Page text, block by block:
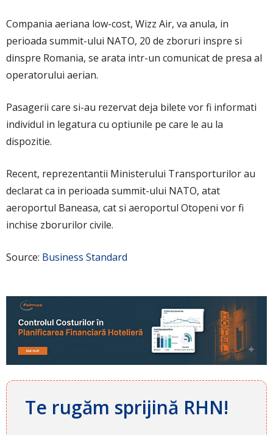
Compania aeriana low-cost, Wizz Air, va anula, in
perioada summit-ului NATO, 20 de zboruri inspre si
dinspre Romania, se arata intr-un comunicat de presa al
operatorului aerian.
Pasagerii care si-au rezervat deja bilete vor fi informati
individul in legatura cu optiunile pe care le au la
dispozitie.
Recent, reprezentantii Ministerului Transporturilor au
declarat ca in perioada summit-ului NATO, atat
aeroportul Baneasa, cat si aeroportul Otopeni vor fi
inchise zborurilor civile.
Source: Business Standard
Te rugăm sprijină RHN!